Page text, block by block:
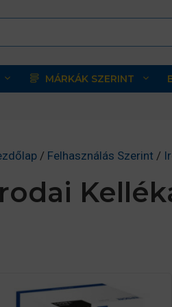
MÁRKÁK SZERINT
/ Felhasználás Szerint /